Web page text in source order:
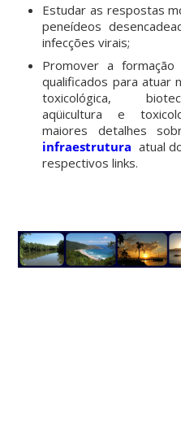
Estudar as respostas
peneídeos
infecções virais;
Promover a
qualificados para atuar
toxicológica,
aqüicultura e
maiores detalhes
infraestrutura atual
respectivos links.